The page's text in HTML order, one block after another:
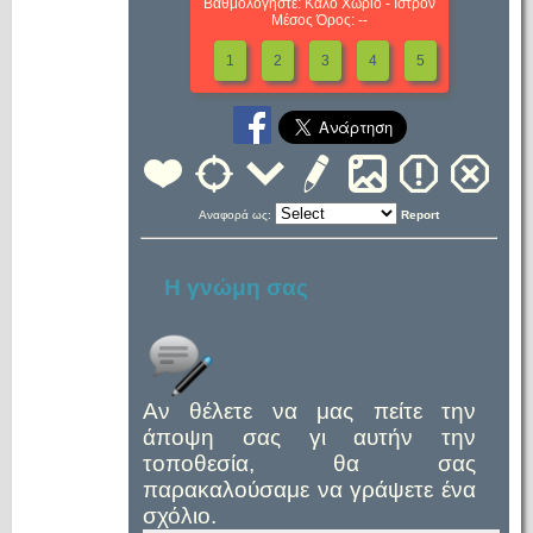
Βαθμολογήστε: Καλό Χωριό - Ιστρον
Μέσος Όρος: --
1 2 3 4 5
Αναφορά ως: Report
Η γνώμη σας
Αν θέλετε να μας πείτε την
άποψη σας γι αυτήν την
τοποθεσία, θα σας
παρακαλούσαμε να γράψετε ένα
σχόλιο.